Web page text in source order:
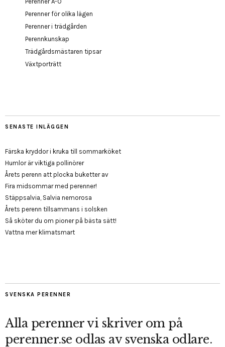
Perenner för olika lägen
Perenner i trädgården
Perennkunskap
Trädgårdsmästaren tipsar
Växtporträtt
SENASTE INLÄGGEN
Färska kryddor i kruka till sommarköket
Humlor är viktiga pollinörer
Årets perenn att plocka buketter av
Fira midsommar med perenner!
Stäppsalvia, Salvia nemorosa
Årets perenn tillsammans i solsken
Så sköter du om pioner på bästa sätt!
Vattna mer klimatsmart
SVENSKA PERENNER
Alla perenner vi skriver om på
perenner.se odlas av svenska odlare.